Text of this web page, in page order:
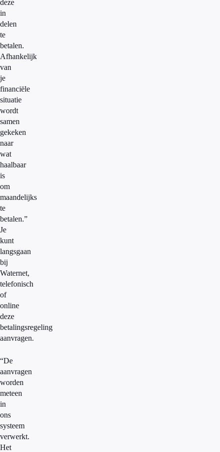
deze
in
delen
te
betalen.
Afhankelijk
van
je
financiële
situatie
wordt
samen
gekeken
naar
wat
haalbaar
is
om
maandelijks
te
betalen.”
Je
kunt
langsgaan
bij
Waternet,
telefonisch
of
online
deze
betalingsregeling
aanvragen.
“De
aanvragen
worden
meteen
in
ons
systeem
verwerkt.
Het